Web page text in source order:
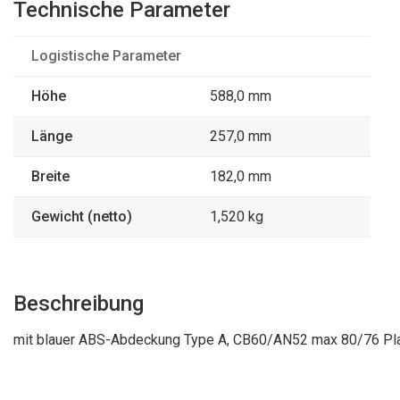
Technische Parameter
Logistische Parameter
Höhe 588,0 mm
Länge 257,0 mm
Breite 182,0 mm
Gewicht (netto) 1,520 kg
Beschreibung
mit blauer ABS-Abdeckung Type A, CB60/AN52 max 80/76